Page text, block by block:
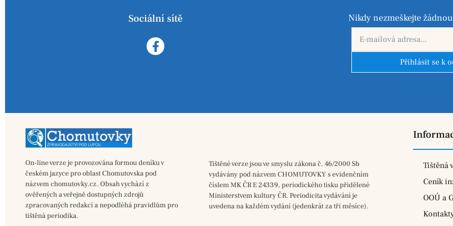
Sociální sítě Nikdy nezmeškejte
Přihlásit se k
On-line verze je provozována formou deníku v
českém jazyce pro oblast Chomutovska pod
názvem chomutovky.cz. Obsah vychází z
ověřených a veřejně dostupných zdrojů
zpracovaných redakcí a nepodléhá pravidlům pro
tištěná periodika.
Tištěné verze jsou ve smyslu zákona č. 46/2000 Sb
vydávány pod názvem CHOMUTOVKY s evidenčním
číslem MK ČR E 24339, periodického tisku přidělené
Ministerstvem kultury ČR. Periodicita vydávání je
uvedena na každém vydání (jedenkrát za tři měsíce).
Tištěná
Ceník
OOÚ a